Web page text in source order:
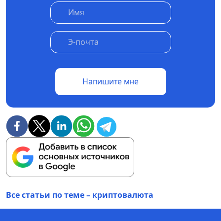
Напишите мне
Все статьи по теме – криптовалюта